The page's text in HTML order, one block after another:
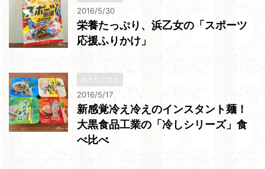
2016/5/30
栄養たっぷり、浜乙女の「スポーツ
応援ふりかけ」
おうちごはん
2016/5/17
新感覚冷え冷えのインスタント麺！
大黒食品工業の「冷しシリーズ」食
べ比べ